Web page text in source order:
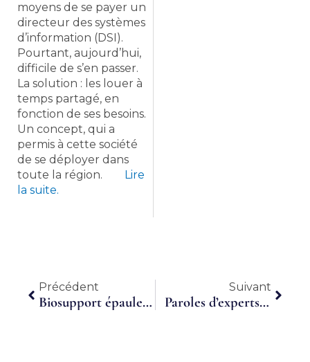
moyens de se payer un
directeur des systèmes
d’information (DSI).
Pourtant, aujourd’hui,
difficile de s’en passer.
La solution : les louer à
temps partagé, en
fonction de ses besoins.
Un concept, qui a
permis à cette société
de se déployer dans
toute la région.
Lire
la suite.
Précédent
Précédent
Biosupport épaule les start-up de biotech
Suivant
Paroles d’experts La Tribune – DC PILOT